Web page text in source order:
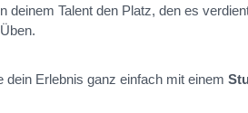
deinem Talent den Platz, den es
dein Erlebnis ganz einfach mit einem